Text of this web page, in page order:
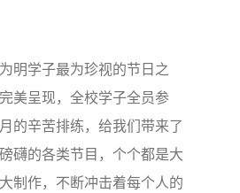
明学子最为珍视的节日之
美呈现，全校学子全员参
的辛苦排练，给我们带来了
礴的各类节目，个个都是大
制作，不断冲击着每个人的